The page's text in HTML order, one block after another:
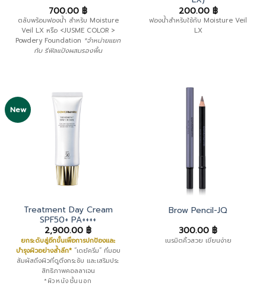
700.00 ฿
ตลับพร้อมฟองน้ำ สำหรับ Moisture
Veil LX หรือ <JUSME COLOR >
Powdery Foundation *จำหน่ายแยก
กับ รีฟิลแป้งผสมรองพื้น
200.00 ฿
ฟองน้ำสำหรับใช้กับ Moisture Veil
LX
New
Treatment Day Cream
SPF50+ PA++++
2,900.00 ฿
ยกระดับสู่อีกขั้นเพื่อการปกป้องและ
บำรุงผิวอย่างล้ำลึก*“เดย์ครีม” ที่มอบ
สัมผัสถึงผิวที่ดูตึงกระชับ และเสริมประ
สิทธิภาพคอลลาเจน
*ผิวหนังชั้นนอก
Brow Pencil-JQ
300.00 ฿
เนรมิตคิ้วสวย เขียนง่าย